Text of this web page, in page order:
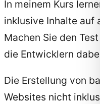
In meinem Kurs
inklusive Inhalte auf
Machen Sie den Test
die Entwicklern
Die Erstellung von
Websites nicht